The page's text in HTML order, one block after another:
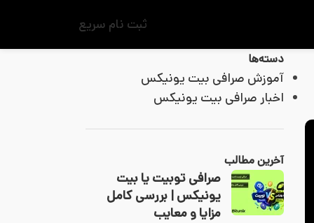
ثبت نام سریع
دسته‌ها
آموزش صرافی بیت یونیکس
اخبار صرافی بیت یونیکس
آخرین مطالب
صرافی توبیت یا بیت
یونیکس | بررسی کامل
مزایا و معایب